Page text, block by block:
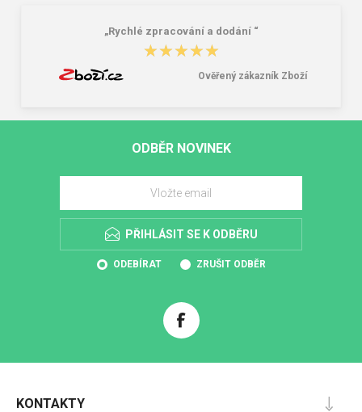
„Rychlé zpracování a dodání “
★★★★★
★★★★★
Ověřený zákazník Zboží
ODBĚR NOVINEK
PŘIHLÁSIT SE K ODBĚRU
ODEBÍRAT ZRUŠIT ODBĚR
KONTAKTY